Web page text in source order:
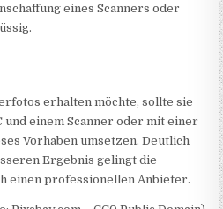
eines Scanners oder
erhalten möchte, sollte sie
einem Scanner oder mit einer
Vorhaben umsetzen. Deutlich
Ergebnis gelingt die
einen professionellen Anbieter.